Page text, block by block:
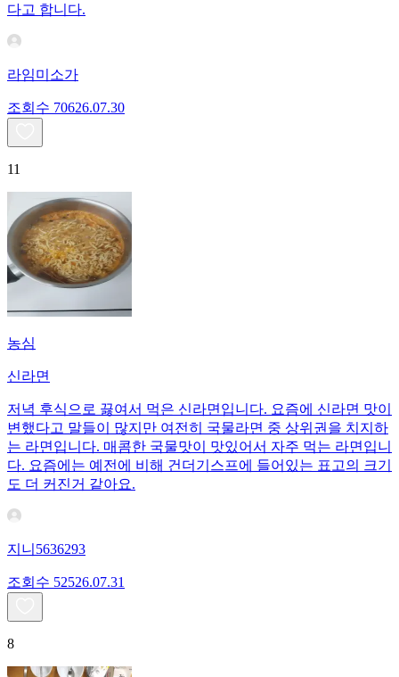
다고 합니다.
라임미소가
조회수 70626.07.30
11
농심
신라면
저녁 후식으로 끓여서 먹은 신라면입니다. 요즘에 신라면 맛이
변했다고 말들이 많지만 여전히 국물라면 중 상위권을 치지하
는 라면입니다. 매콤한 국물맛이 맛있어서 자주 먹는 라면입니
다. 요즘에는 예전에 비해 건더기스프에 들어있는 표고의 크기
도 더 커진거 같아요.
지니5636293
조회수 52526.07.31
8